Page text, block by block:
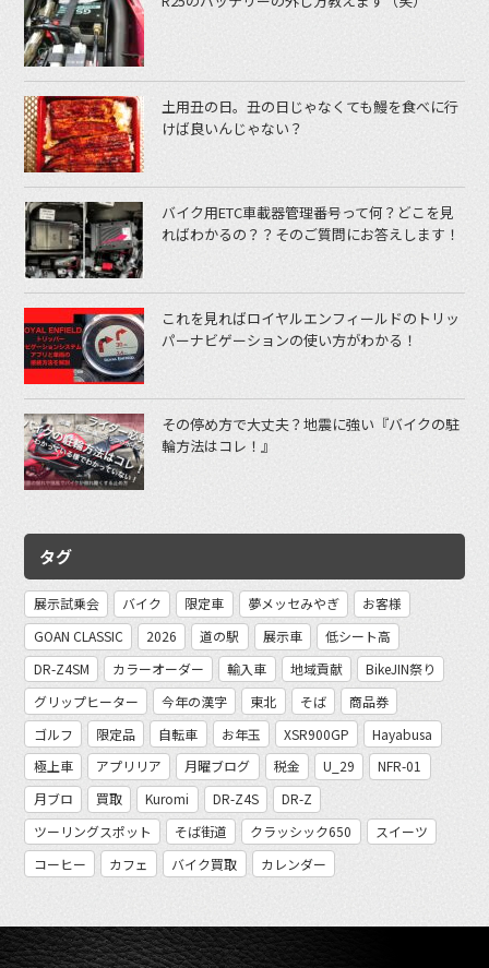
土用丑の日。丑の日じゃなくても鰻を食べに行
けば良いんじゃない？
バイク用ETC車載器管理番号って何？どこを見
ればわかるの？？そのご質問にお答えします！
これを見ればロイヤルエンフィールドのトリッ
パーナビゲーションの使い方がわかる！
その停め方で大丈夫？地震に強い『バイクの駐
輪方法はコレ！』
タグ
展示試乗会 バイク 限定車 夢メッセみやぎ
お客様
GOAN CLASSIC
2026 道の駅 展示車
低シート高
DR-Z4SM
カラーオーダー 輸入車 地域貢献
BikeJIN祭り
グリップヒーター
今年の漢字 東北 そば
商品券
ゴルフ
限定品 自転車 お年玉 XSR900GP
Hayabusa
極上車
アプリリア 月曜ブログ 税金 U_29
NFR-01
月ブロ
買取 Kuromi DR-Z4S
DR-Z
ツーリングスポット
そば街道 クラッシック650
スイーツ
コーヒー
カフェ バイク買取 カレンダー